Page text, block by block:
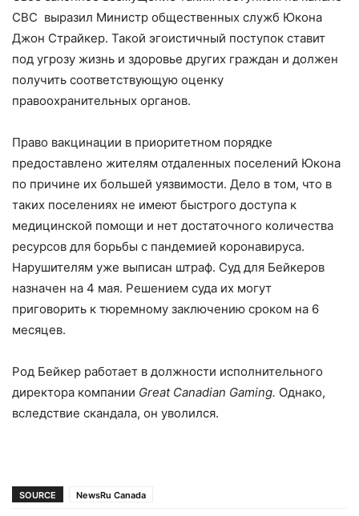
CBC выразил Министр общественных служб Юкона
Джон Страйкер. Такой эгоистичный поступок ставит
под угрозу жизнь и здоровье других граждан и должен
получить соответствующую оценку
правоохранительных органов.
Право вакцинации в приоритетном порядке
предоставлено жителям отдаленных поселений Юкона
по причине их большей уязвимости. Дело в том, что в
таких поселениях не имеют быстрого доступа к
медицинской помощи и нет достаточного количества
ресурсов для борьбы с пандемией коронавируса.
Нарушителям уже выписан штраф. Суд для Бейкеров
назначен на 4 мая. Решением суда их могут
приговорить к тюремному заключению сроком на 6
месяцев.
Род Бейкер работает в должности исполнительного
директора компании Great Canadian Gaming. Однако,
вследствие скандала, он уволился.
SOURCE NewsRu Canada